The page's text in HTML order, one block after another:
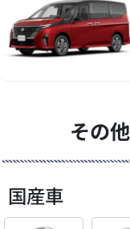
その
国産車